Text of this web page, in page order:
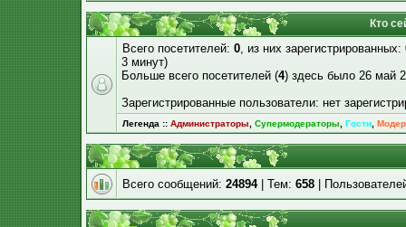
Кто
Всего посетителей: 0, из них
3 минут)
Больше всего посетителей (4) здесь было 26 май
Зарегистрированные пользователи: нет
Легенда :: Администраторы Супермодераторы Гости
Всего сообщений: 24894| Тем: 658 |